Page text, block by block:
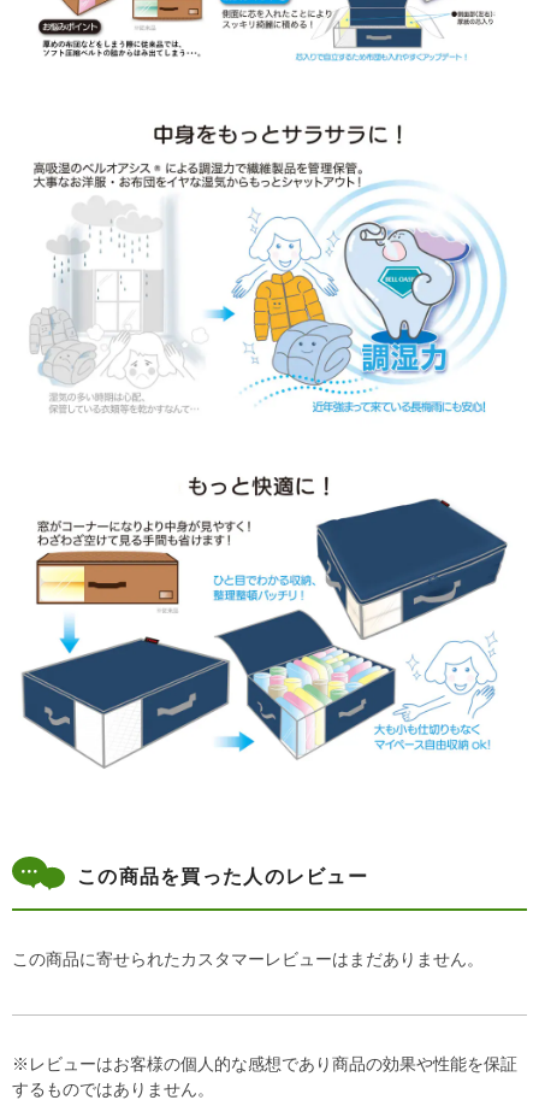
この商品を買った人のレビュー
この商品に寄せられたカスタマーレビューはまだありません。
※レビューはお客様の個人的な感想であり商品の効果や性能を保証
するものではありません。